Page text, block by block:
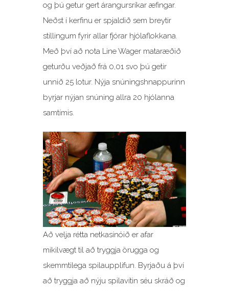
og þú getur gert árangursríkar æfingar.
Neðst í kerfinu er spjaldið sem breytir
stillingum fyrir allar fjórar hjólaflokkana.
Með því að nota Line Wager mataræðið
geturðu veðjað frá 0,01 svo þú getir
unnið 25 lotur. Nýja snúningshnappurinn
byrjar nýjan snúning allra 20 hjólanna
samtímis.
Að velja rétta netkasínóið er afar
mikilvægt til að tryggja örugga og
skemmtilega spilaupplifun. Byrjaðu á því
að tryggja að nýju spilavítin séu skráð og